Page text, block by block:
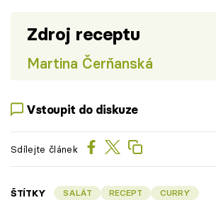
Zdroj receptu
Martina Čerňanská
Vstoupit do diskuze
Sdílejte článek
ŠTÍTKY SALÁT RECEPT CURRY